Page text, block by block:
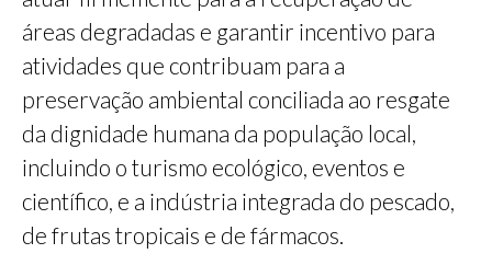
áreas degradadas e garantir incentivo para
atividades que contribuam para a
preservação ambiental conciliada ao resgate
da dignidade humana da população local,
incluindo o turismo ecológico, eventos e
científico, e a indústria integrada do pescado,
de frutas tropicais e de fármacos.